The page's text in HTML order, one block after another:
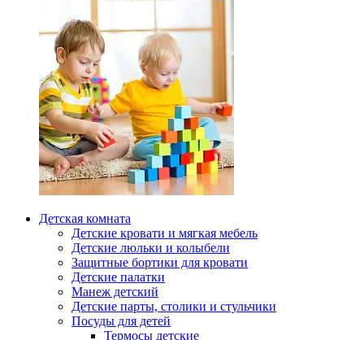
Детская комната
Детские кровати и мягкая мебель
Детские люльки и колыбели
Защитные бортики для кровати
Детские палатки
Манеж детский
Детские парты, столики и стульчики
Посуды для детей
Термосы детские